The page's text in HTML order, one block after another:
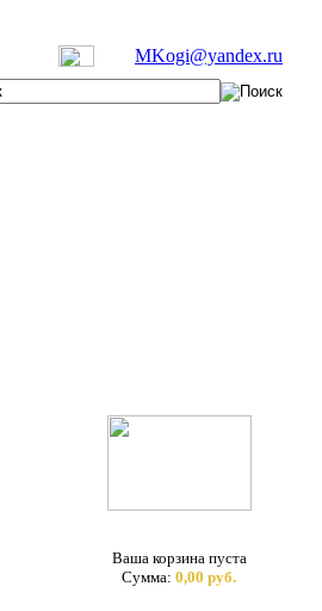
MKogi@yandex.ru
Ваша корзина пуста
Сумма: 0,00 руб.